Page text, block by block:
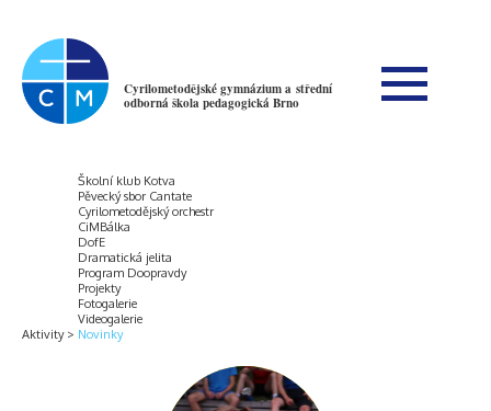
Cyrilometodějské gymnázium a střední
odborná škola pedagogická Brno
Aktivity
Školní klub Kotva
Pěvecký sbor Cantate
Cyrilometodějský orchestr
CiMBálka
DofE
Dramatická jelita
Program Doopravdy
Projekty
Fotogalerie
Videogalerie
Novinky